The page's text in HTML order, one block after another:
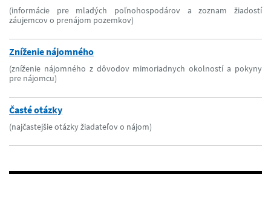
(informácie pre mladých poľnohospodárov a zoznam žiadostí
záujemcov o prenájom pozemkov)
Zníženie nájomného
(zníženie nájomného z dôvodov mimoriadnych okolností a pokyny
pre nájomcu)
Časté otázky
(najčastejšie otázky žiadateľov o nájom)